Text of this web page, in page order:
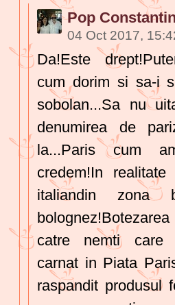
Pop Constantin
04 Oct 2017,
Da!Este
cum dorim si sa-i
sobolan...Sa nu
denumirea de
la...Paris cum
credem!In
italiandin zona
catre nemti care
carnat in Piata
raspandit produsul